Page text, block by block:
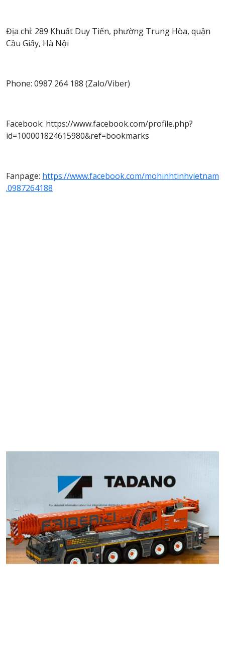
Địa chỉ: 289 Khuất Duy Tiến, phường Trung Hòa, quận
Cầu Giấy, Hà Nội
Phone: 0987 264 188 (Zalo/Viber)
Facebook: https://www.facebook.com/profile.php?
id=100001824615980&ref=bookmarks
Fanpage: https://www.facebook.com/mohinhtinhvietnam
.0987264188